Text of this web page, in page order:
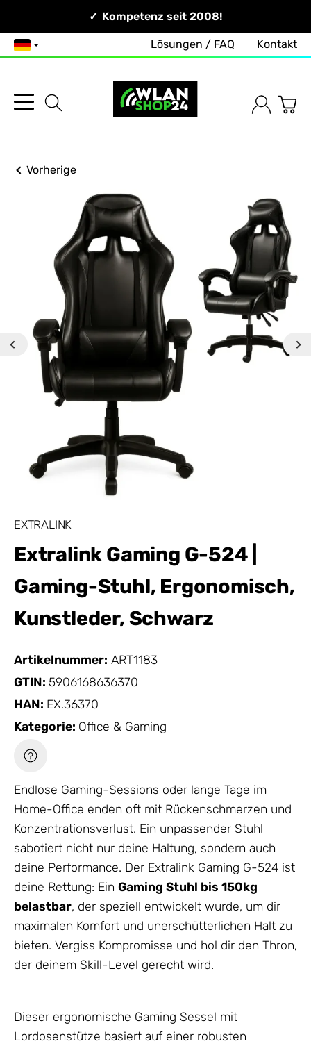
Persönlich & Erreichbar!Kompetenz seit 2008!
Deutsch Lösungen / FAQ Kontakt
Vorherige
EXTRALINK
Extralink Gaming G-524 |
Gaming-Stuhl, Ergonomisch,
Kunstleder, Schwarz
Artikelnummer: ART1183
GTIN: 5906168636370
HAN: EX.36370
Kategorie: Office & Gaming
Endlose Gaming-Sessions oder lange Tage im
Home-Office enden oft mit Rückenschmerzen und
Konzentrationsverlust. Ein unpassender Stuhl
sabotiert nicht nur deine Haltung, sondern auch
deine Performance. Der Extralink Gaming G-524 ist
deine Rettung: Ein Gaming Stuhl bis 150kg
belastbar, der speziell entwickelt wurde, um dir
maximalen Komfort und unerschütterlichen Halt zu
bieten. Vergiss Kompromisse und hol dir den Thron,
der deinem Skill-Level gerecht wird.
Dieser ergonomische Gaming Sessel mit
Lordosenstütze basiert auf einer robusten